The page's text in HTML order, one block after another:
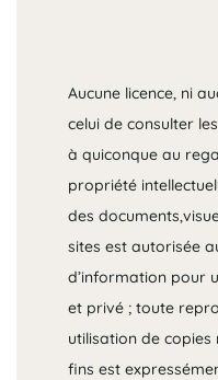
Aucune licence, ni
celui de consulter
à quiconque au
propriété
des
sites est autorisée
d’information pour
et privé ; toute
utilisation de copies
fins est